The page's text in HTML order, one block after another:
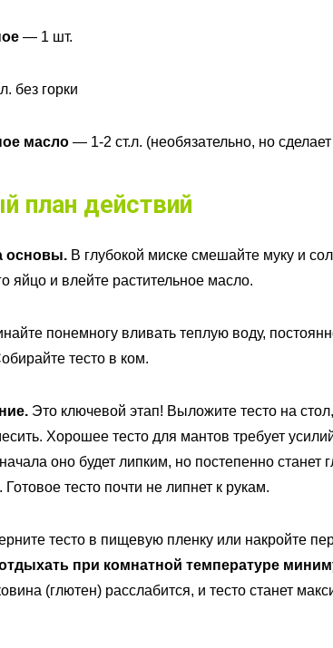
— 1 шт.
без горки
масло — 1-2 ст.л. (необязательно, но
план действий
основы. В глубокой миске смешайте муку и
яйцо и влейте растительное масло.
понемногу вливать теплую воду,
тесто в ком.
Это ключевой этап! Выложите тесто на
Хорошее тесто для мантов требует
оно будет липким, но постепенно станет
тесто почти не липнет к рукам.
тесто в пищевую пленку или накройте
при комнатной температуре
(глютен) расслабится, и тесто станет